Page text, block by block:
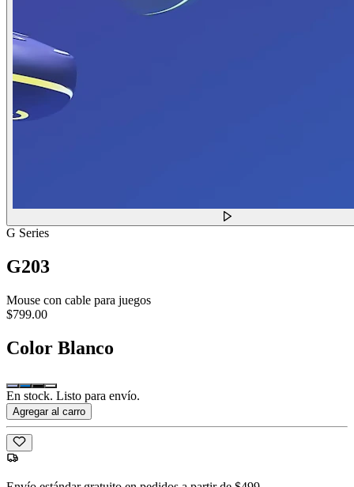
G Series
G203
Mouse con cable para juegos
$799.00
Color Blanco
En stock. Listo para envío.
Agregar al carro